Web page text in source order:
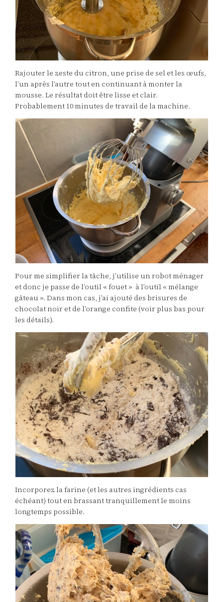
Rajouter le zeste du citron, une prise de sel et les œufs,
l’un après l’autre tout en continuant à monter la
mousse. Le résultat doit être lisse et clair.
Probablement 10 minutes de travail de la machine.
Pour me simplifier la tâche, j’utilise un robot ménager
et donc je passe de l’outil « fouet » à l’outil « mélange
gâteau ». Dans mon cas, j’ai ajouté des brisures de
chocolat noir et de l’orange confite (voir plus bas pour
les détails).
Incorporez la farine (et les autres ingrédients cas
échéant) tout en brassant tranquillement le moins
longtemps possible.